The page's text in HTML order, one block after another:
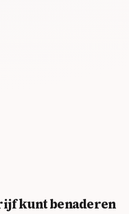
kunt benaderen